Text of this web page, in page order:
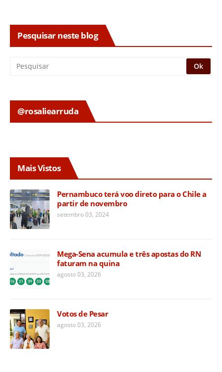
Pesquisar neste blog
@rosaliearruda
Mais Vistos
Pernambuco terá voo direto para o Chile a
partir de novembro
setembro 03, 2024
Mega-Sena acumula e três apostas do RN
faturam na quina
agosto 03, 2026
Votos de Pesar
agosto 03, 2026